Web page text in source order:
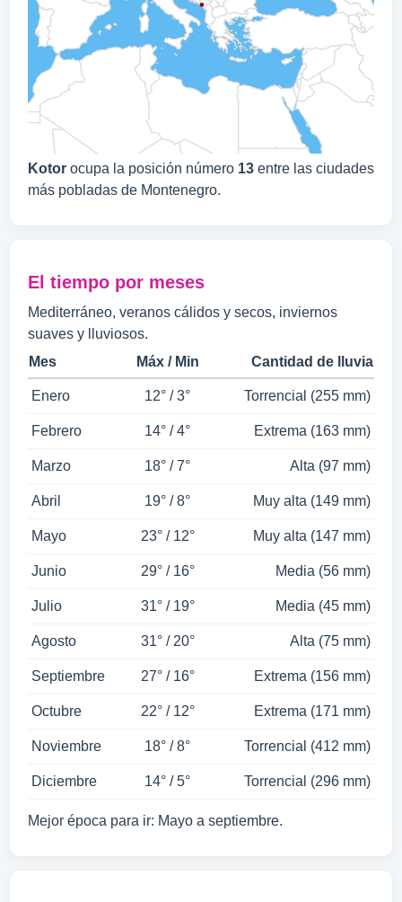
Kotor ocupa la posición número 13 entre las ciudades
más pobladas de Montenegro.
El tiempo por meses
Mediterráneo, veranos cálidos y secos, inviernos
suaves y lluviosos.
Mes
Máx / Min Cantidad de lluvia
Enero 12° / 3° Torrencial (255 mm)
Febrero 14° / 4° Extrema (163 mm)
Marzo 18° / 7° Alta (97 mm)
Abril 19° / 8° Muy alta (149 mm)
Mayo 23° / 12° Muy alta (147 mm)
Junio 29° / 16° Media (56 mm)
Julio 31° / 19° Media (45 mm)
Agosto 31° / 20° Alta (75 mm)
Septiembre 27° / 16° Extrema (156 mm)
Octubre 22° / 12° Extrema (171 mm)
Noviembre 18° / 8° Torrencial (412 mm)
Diciembre 14° / 5° Torrencial (296 mm)
Mejor época para ir: Mayo a septiembre.